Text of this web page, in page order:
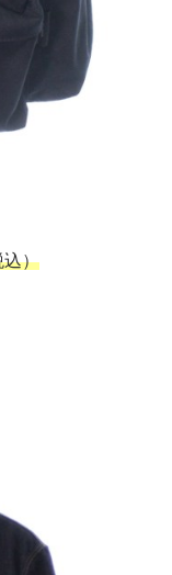
込）